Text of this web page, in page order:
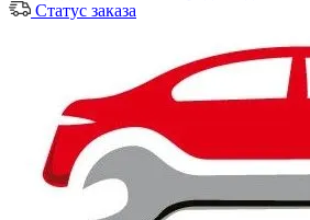
Статус заказа